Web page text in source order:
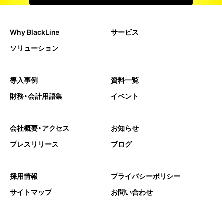
Why BlackLine
サービス
ソリューション
導入事例
資料一覧
財務・会計用語集
イベント
会社概要・アクセス
お知らせ
プレスリリース
ブログ
採用情報
プライバシーポリシー
サイトマップ
お問い合わせ